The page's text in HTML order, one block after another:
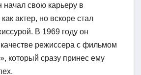
начал свою карьеру в
актер, но вскоре стал
В 1969 году он
режиссера с фильмом
который сразу принес ему